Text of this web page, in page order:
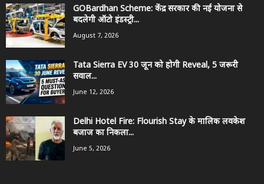
GOBardhan Scheme: केंद्र सरकार की नई योजना से
बदलेगी ऑटो इंडस्ट्री...
August 7, 2026
Tata Sierra EV 30 जून को होगी Reveal, 5 जरूरी
सवाल...
June 12, 2026
Delhi Hotel Fire: Flourish Stay के मालिक लवकेश
बजाज का निकला...
June 5, 2026